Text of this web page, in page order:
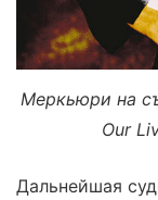
Меркьюри на
Our
Дальнейшая